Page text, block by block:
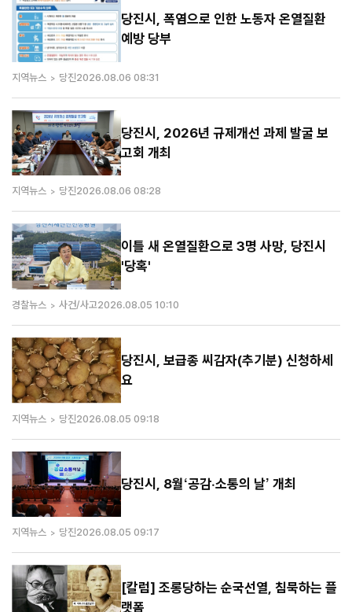
당진시, 폭염으로 인한 노동자 온열질환
예방 당부
지역뉴스 당진2026.08.06 08:31
당진시, 2026년 규제개선 과제 발굴 보
고회 개최
지역뉴스 당진2026.08.06 08:28
이틀 새 온열질환으로 3명 사망, 당진시
'당혹'
경찰뉴스 사건/사고2026.08.05 10:10
당진시, 보급종 씨감자(추기분) 신청하세
요
지역뉴스 당진2026.08.05 09:18
당진시, 8월‘공감·소통의 날’ 개최
지역뉴스 당진2026.08.05 09:17
[칼럼] 조롱당하는 순국선열, 침묵하는 플
랫폼